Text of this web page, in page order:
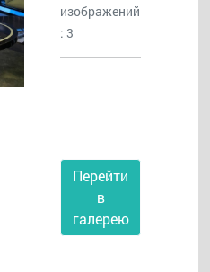
изображений
: 3
Перейти
в
галерею